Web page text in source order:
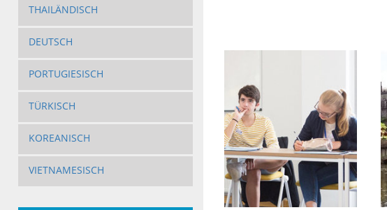
THAILÄNDISCH
DEUTSCH
PORTUGIESISCH
TÜRKISCH
KOREANISCH
VIETNAMESISCH